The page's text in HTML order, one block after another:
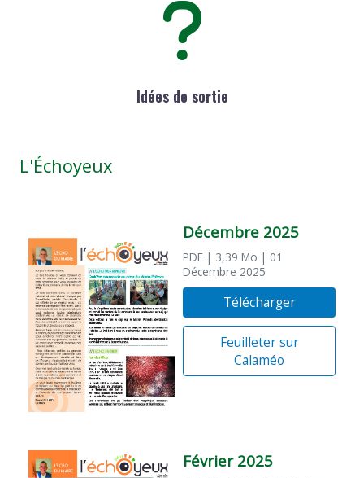
Idées de sortie
L'Échoyeux
Décembre 2025
PDF | 3,39 Mo | 01
Décembre 2025
Télécharger
Feuilleter sur
Calaméo
Février 2025